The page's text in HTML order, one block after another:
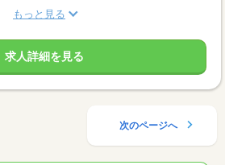
もっと見る
求人詳細を見る
次のページへ